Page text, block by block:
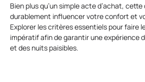
Bien plus qu’un simple acte d’achat, cette
durablement influencer votre confort et
Explorer les critères essentiels pour faire
impératif afin de garantir une expérience
et des nuits paisibles.